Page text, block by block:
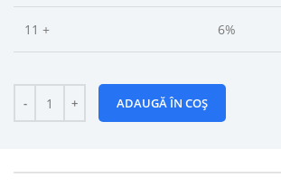
11 + 6%
ADAUGĂ ÎN COȘ